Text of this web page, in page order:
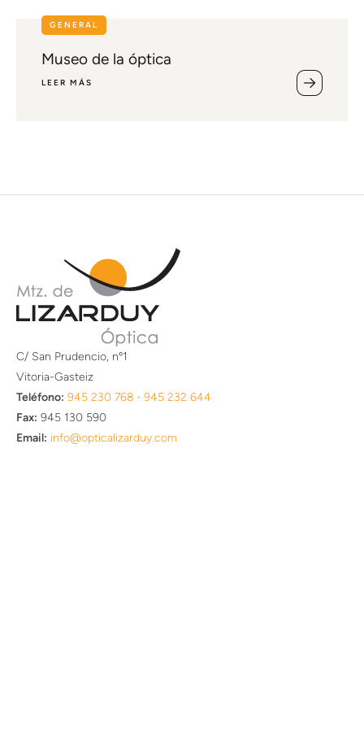
GENERAL
Museo de la óptica
LEER MÁS
C/ San Prudencio, nº1
Vitoria-Gasteiz
Teléfono: 945 230 768 · 945 232 644
Fax: 945 130 590
Email: info@opticalizarduy.com